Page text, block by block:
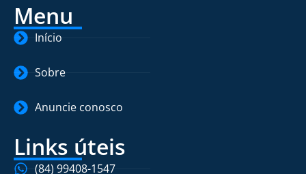
Menu
Início
Sobre
Anuncie conosco
Links úteis
(84) 99408-1547